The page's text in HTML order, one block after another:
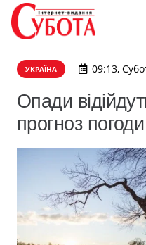
УКРАЇНА 09:13,
Опади
прогноз